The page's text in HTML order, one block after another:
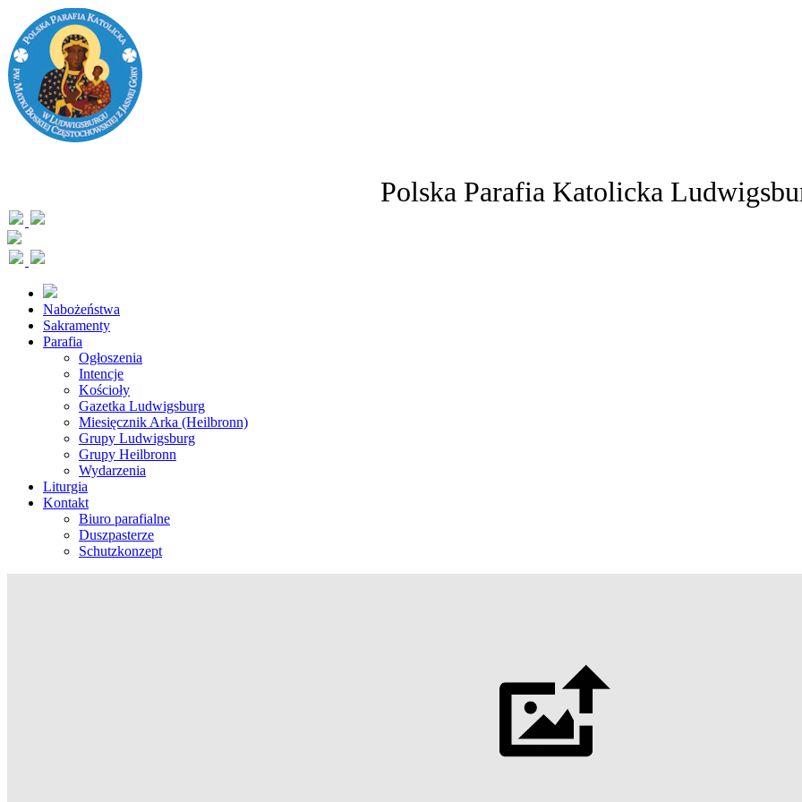
Polska Parafia Katolicka
Nabożeństwa
Sakramenty
Parafia
Ogłoszenia
Intencje
Kościoły
Gazetka Ludwigsburg
Miesięcznik Arka (Heilbronn)
Grupy Ludwigsburg
Grupy Heilbronn
Wydarzenia
Liturgia
Kontakt
Biuro parafialne
Duszpasterze
Schutzkonzept